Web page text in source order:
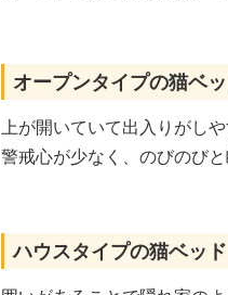
オープンタイプの猫ベ
上が開いていて出入りがしや
警戒心が少なく、のびのび
ハウスタイプの猫ベッド